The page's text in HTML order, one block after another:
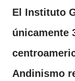
El Instituto
únicamente
Andinismo